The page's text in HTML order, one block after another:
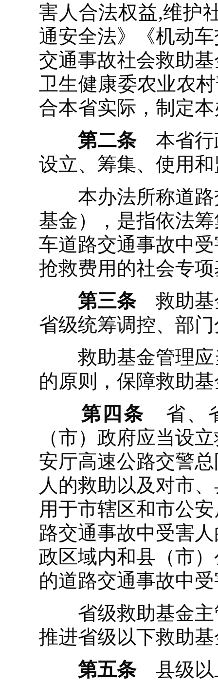
害人合法权益,维护
通安全法》《机动
交通事故社会救助
卫生健康委农业农
合本省实际，制定
第二条本省行
设立、筹集、使用
本办法所称道路
基金），是指依法
车道路交通事故中
抢救费用的社会专
第三条救助基
省级统筹调控、部
救助基金管理应
的原则，保障救助
第四条 省、
（市）政府应当设
安厅高速公路交警
人的救助以及对市
用于市辖区和市公
路交通事故中受害
政区域内和县（市
的道路交通事故中
省级救助基金主
推进省级以下救助
第五条县级以